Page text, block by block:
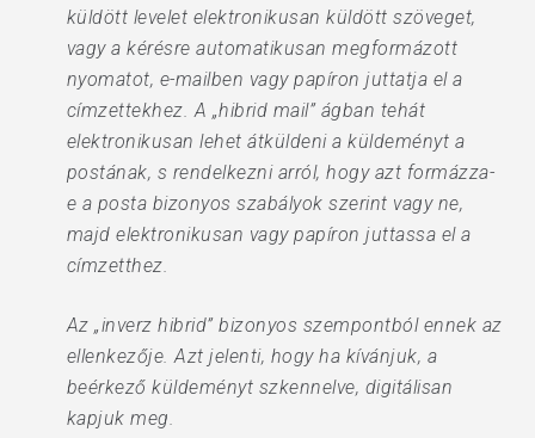
küldött levelet elektronikusan küldött szöveget,
vagy a kérésre automatikusan megformázott
nyomatot, e-mailben vagy papíron juttatja el a
címzettekhez. A „hibrid mail” ágban tehát
elektronikusan lehet átküldeni a küldeményt a
postának, s rendelkezni arról, hogy azt formázza-
e a posta bizonyos szabályok szerint vagy ne,
majd elektronikusan vagy papíron juttassa el a
címzetthez.
Az „inverz hibrid” bizonyos szempontból ennek az
ellenkezője. Azt jelenti, hogy ha kívánjuk, a
beérkező küldeményt szkennelve, digitálisan
kapjuk meg.